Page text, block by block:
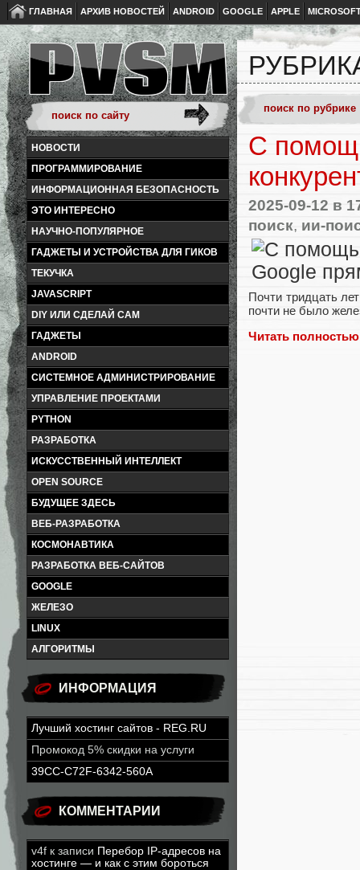
ГЛАВНАЯ АРХИВ НОВОСТЕЙ ANDROID GOOGLE APPLE
НОВОСТИ
ПРОГРАММИРОВАНИЕ
ИНФОРМАЦИОННАЯ БЕЗОПАСНОСТЬ
ЭТО ИНТЕРЕСНО
НАУЧНО-ПОПУЛЯРНОЕ
ГАДЖЕТЫ И УСТРОЙСТВА ДЛЯ ГИКОВ
ТЕКУЧКА
JAVASCRIPT
DIY ИЛИ СДЕЛАЙ САМ
ГАДЖЕТЫ
ANDROID
СИСТЕМНОЕ АДМИНИСТРИРОВАНИЕ
УПРАВЛЕНИЕ ПРОЕКТАМИ
PYTHON
РАЗРАБОТКА
ИСКУССТВЕННЫЙ ИНТЕЛЛЕКТ
OPEN SOURCE
БУДУЩЕЕ ЗДЕСЬ
ВЕБ-РАЗРАБОТКА
КОСМОНАВТИКА
РАЗРАБОТКА ВЕБ-САЙТОВ
GOOGLE
ЖЕЛЕЗО
LINUX
АЛГОРИТМЫ
ИНФОРМАЦИЯ
Лучший хостинг сайтов - REG.RU
Промокод 5% скидки на услуги
39CC-C72F-6342-560A
КОММЕНТАРИИ
v4f к записи Перебор IP-адресов на
хостинге — и как с этим бороться
С
2025-09-12 в
поиск, ии-
Почти тридцать
почти не было
Читать